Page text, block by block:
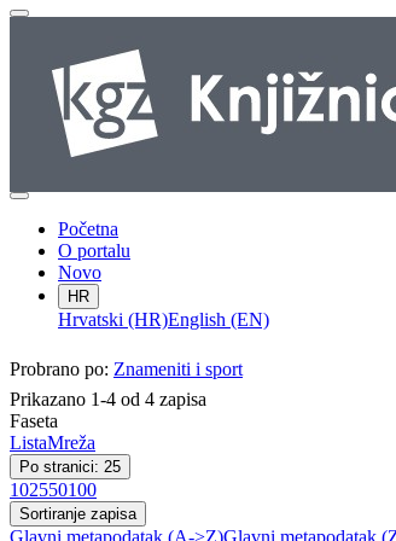
Početna
O portalu
Novo
HR
Hrvatski (HR)English (EN)
Probrano po: Znameniti i sport
Prikazano 1-4 od 4 zapisa
Faseta
ListaMreža
Po stranici: 25
102550100
Sortiranje zapisa
Glavni metapodatak (A->Z)Glavni metapodatak